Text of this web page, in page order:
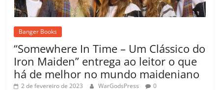
Banger Books
“Somewhere In Time – Um Clássico do
Iron Maiden” entrega ao leitor o que
há de melhor no mundo maideniano
2 de fevereiro de 2023 WarGodsPress 0